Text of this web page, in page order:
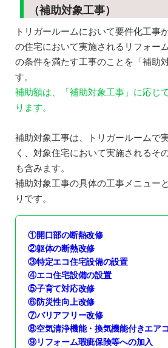
（補助対象工事）
トリガールームにおいて要件化工事
の住宅において実施されるリフォー
の条件を満たす工事のことを「補助
す。
補助額は、「補助対象工事」に応じ
ります。
補助対象工事は、トリガールームで
く、対象住宅において実施されるそ
も含みます。
補助対象工事の具体の工事メニュー
りです。
①開口部の断熱改修
②躯体の断熱改修
③特定エコ住宅設備の設置
④エコ住宅設備の設置
⑤子育て対応改修
⑥防災性向上改修
⑦バリアフリー改修
⑧空気清浄機能・換気機能付きエア
⑨リフォーム瑕疵保険等への加入